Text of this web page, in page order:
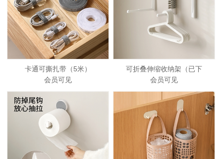
卡通可撕扎带（5米）
会员可见
可折叠伸缩收纳架（已下
会员可见